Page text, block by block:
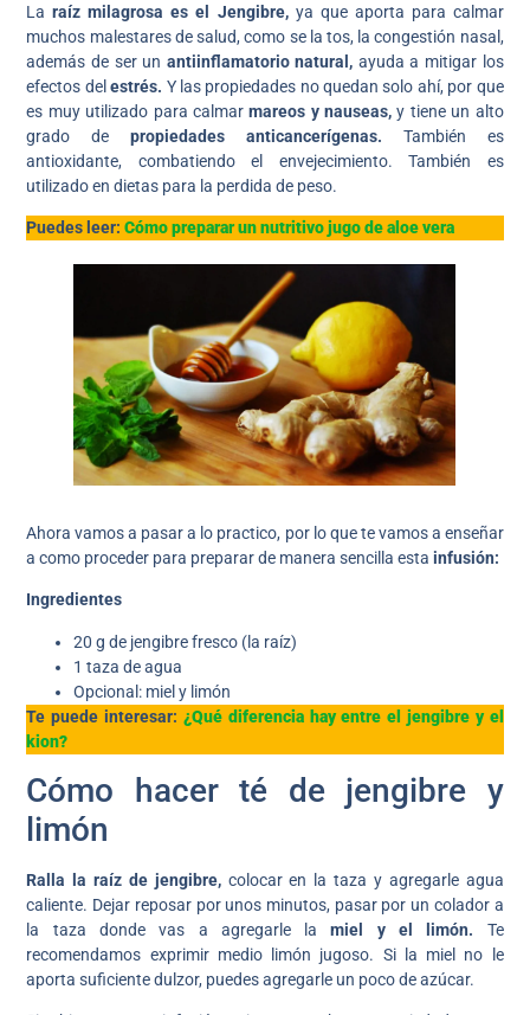
La raíz milagrosa es el Jengibre, ya que aporta para calmar
muchos malestares de salud, como se la tos, la congestión nasal,
además de ser un antiinflamatorio natural, ayuda a mitigar los
efectos delestrés. Y las propiedades no quedan solo ahí, por que
es muy utilizado para calmarmareos y nauseas, y tiene un alto
grado depropiedades anticancerígenas. También es
antioxidante, combatiendo el envejecimiento. También es
utilizado en dietas para la perdida de peso.
Puedes leer:Cómo preparar un nutritivo jugo de aloe vera
Ahora vamos a pasar a lo practico, por lo que te vamos a enseñar
a como proceder para preparar de manera sencilla esta infusión:
Ingredientes
20 g de jengibre fresco (la raíz)
1 taza de agua
Opcional: miel y limón
Te puede interesar: ¿Qué diferencia hay entre el jengibre y el
kion?
Cómo hacer té de jengibre y
limón
Ralla la raíz de jengibre,colocar en la taza y agregarle agua
caliente. Dejar reposar por unos minutos, pasar por un colador a
la taza donde vas a agregarle la miel y el limón. Te
recomendamos exprimir medio limón jugoso. Si la miel no le
aporta suficiente dulzor, puedes agregarle un poco de azúcar.